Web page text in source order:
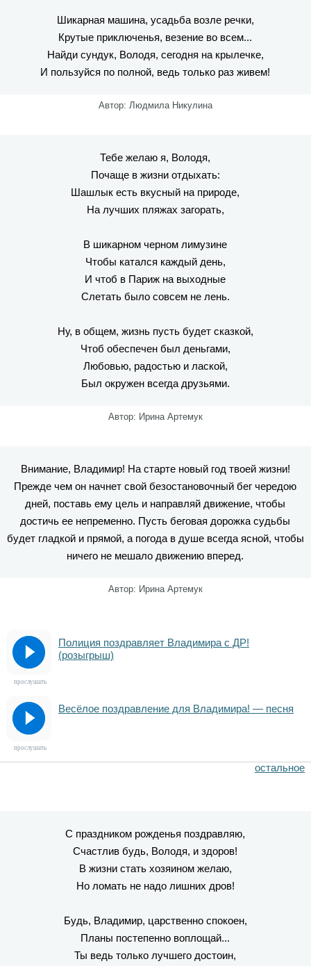
Шикарная машина, усадьба возле речки,
Крутые приключенья, везение во всем...
Найди сундук, Володя, сегодня на крылечке,
И пользуйся по полной, ведь только раз живем!
Автор: Людмила Никулина
Тебе желаю я, Володя,
Почаще в жизни отдыхать:
Шашлык есть вкусный на природе,
На лучших пляжах загорать,
В шикарном черном лимузине
Чтобы катался каждый день,
И чтоб в Париж на выходные
Слетать было совсем не лень.
Ну, в общем, жизнь пусть будет сказкой,
Чтоб обеспечен был деньгами,
Любовью, радостью и лаской,
Был окружен всегда друзьями.
Автор: Ирина Артемук
Внимание, Владимир! На старте новый год твоей жизни!
Прежде чем он начнет свой безостановочный бег чередою
дней, поставь ему цель и направляй движение, чтобы
достичь ее непременно. Пусть беговая дорожка судьбы
будет гладкой и прямой, а погода в душе всегда ясной, чтобы
ничего не мешало движению вперед.
Автор: Ирина Артемук
Полиция поздравляет Владимира с ДР!
(розыгрыш)
прослушать
Весёлое поздравление для Владимира! — песня
прослушать
остальное
С праздником рожденья поздравляю,
Счастлив будь, Володя, и здоров!
В жизни стать хозяином желаю,
Но ломать не надо лишних дров!
Будь, Владимир, царственно спокоен,
Планы постепенно воплощай...
Ты ведь только лучшего достоин,